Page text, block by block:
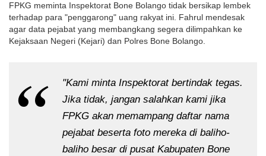
FPKG meminta Inspektorat Bone Bolango tidak bersikap lembek
terhadap para "penggarong" uang rakyat ini. Fahrul mendesak
agar data pejabat yang membangkang segera dilimpahkan ke
Kejaksaan Negeri (Kejari) dan Polres Bone Bolango.
"Kami minta Inspektorat bertindak tegas.
Jika tidak, jangan salahkan kami jika
FPKG akan memampang daftar nama
pejabat beserta foto mereka di baliho-
baliho besar di pusat Kabupaten Bone